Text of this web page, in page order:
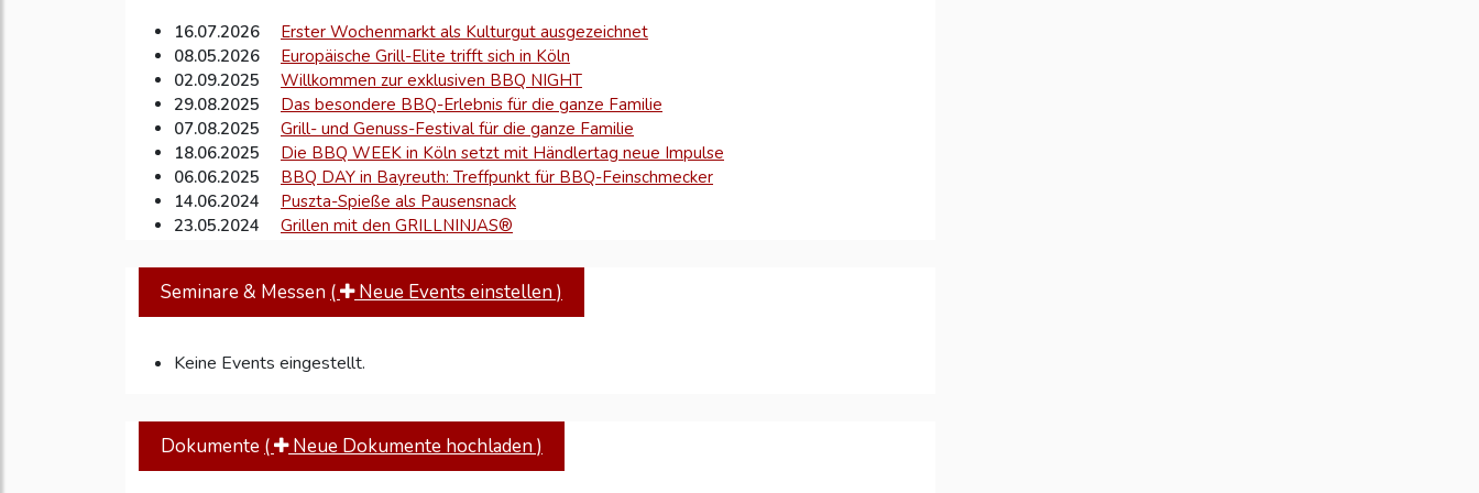
16.07.2026
Erster Wochenmarkt als Kulturgut ausgezeichnet
08.05.2026
Europäische Grill-Elite trifft sich in Köln
02.09.2025
Willkommen zur exklusiven BBQ NIGHT
29.08.2025
Das besondere BBQ-Erlebnis für die ganze Familie
07.08.2025
Grill- und Genuss-Festival für die ganze Familie
18.06.2025
Die BBQ WEEK in Köln setzt mit Händlertag neue Impulse
06.06.2025
BBQ DAY in Bayreuth: Treffpunkt für BBQ-Feinschmecker
14.06.2024
Puszta-Spieße als Pausensnack
23.05.2024
Grillen mit den GRILLNINJAS®
08.10.2010
Preisverleihung auf der Frankfurter Buchmesse
Seminare & Messen ( Neue Events einstellen )
Keine Events eingestellt.
Dokumente ( Neue Dokumente hochladen )